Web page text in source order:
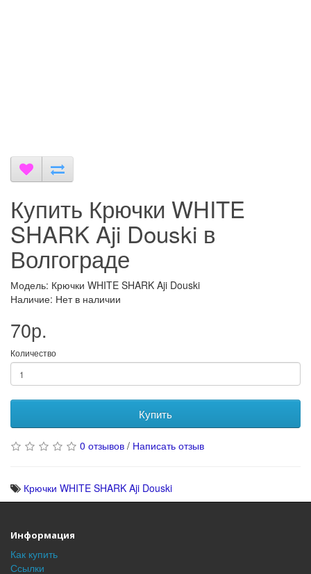
Купить Крючки WHITE
SHARK Aji Douski в
Волгограде
Модель: Крючки WHITE SHARK Aji Douski
Наличие: Нет в наличии
70р.
Количество
Купить
0 отзывов / Написать отзыв
Крючки WHITE SHARK Aji Douski
Информация
Как купить
Ссылки